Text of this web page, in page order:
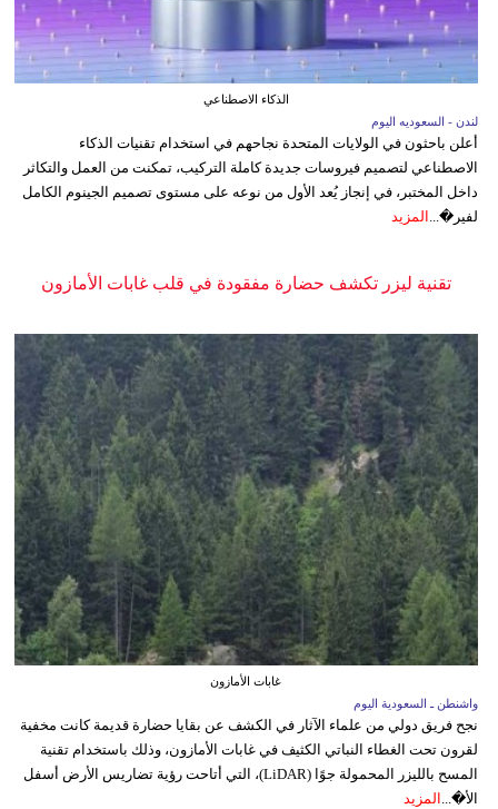
الذكاء الاصطناعي
لندن - السعوديه اليوم
أعلن باحثون في الولايات المتحدة نجاحهم في استخدام تقنيات الذكاء
الاصطناعي لتصميم فيروسات جديدة كاملة التركيب، تمكنت من العمل والتكاثر
داخل المختبر، في إنجاز يُعد الأول من نوعه على مستوى تصميم الجينوم الكامل
لفير�... المزيد
تقنية ليزر تكشف حضارة مفقودة في قلب غابات الأمازون
غابات الأمازون
واشنطن ـ السعودية اليوم
نجح فريق دولي من علماء الآثار في الكشف عن بقايا حضارة قديمة كانت مخفية
لقرون تحت الغطاء النباتي الكثيف في غابات الأمازون، وذلك باستخدام تقنية
المسح بالليزر المحمولة جوًا (LiDAR)، التي أتاحت رؤية تضاريس الأرض أسفل
الأ�... المزيد